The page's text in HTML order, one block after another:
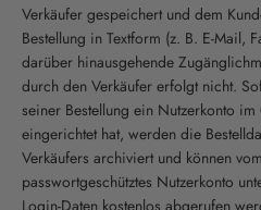
Verkäufer gespeichert und dem
Bestellung in Textform (z. B. E-Mail,
darüber hinausgehende
durch den Verkäufer erfolgt nicht.
seiner Bestellung ein Nutzerkonto
eingerichtet hat, werden die
Verkäufers archiviert und können
passwortgeschütztes Nutzerkonto
Login-Daten kostenlos abgerufen